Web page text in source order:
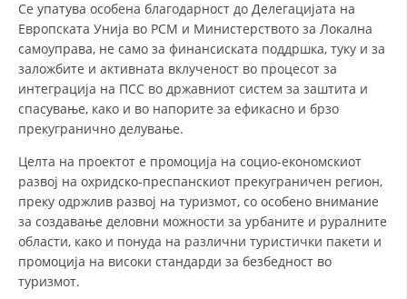
КРВОДАРИТЕЛСТВО
ИНФОРМАЦИИ ЗА БОЛЕСТИ
МЕНАЏМЕНТ НА ВОЛОНТЕРИ
ЗА НАС
ДЕЈСТВУВАЊЕ
Се упатува особена благодарност до Делегацијата на
Европската Унија во РСМ и Министерството за Локална
самоуправа, не само за финансиската поддршка, туку и за
заложбите и активната вклученост во процесот за
интеграција на ПСС во државниот систем за заштита и
спасување, како и во напорите за ефикасно и брзо
прекугранично делување.
Целта на проектот е промоција на социо-економскиот
развој на охридско-преспанскиот прекуграничен регион,
преку одржлив развој на туризмот, со особено внимание
за создавање деловни можности за урбаните и руралните
области, како и понуда на различни туристички пакети и
промоција на високи стандарди за безбедност во
туризмот.